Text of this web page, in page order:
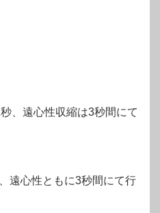
、遠心性収縮は3秒間にて
遠心性ともに3秒間にて行